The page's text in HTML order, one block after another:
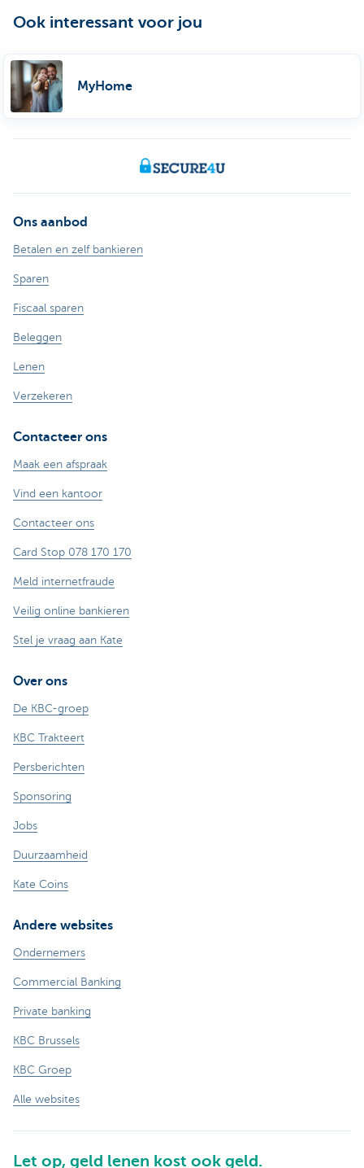
Ook interessant voor jou
MyHome
Ons aanbod
Betalen en zelf bankieren
Sparen
Fiscaal sparen
Beleggen
Lenen
Verzekeren
Contacteer ons
Maak een afspraak
Vind een kantoor
Contacteer ons
Card Stop 078 170 170
Meld internetfraude
Veilig online bankieren
Stel je vraag aan Kate
Over ons
De KBC-groep
KBC Trakteert
Persberichten
Sponsoring
Jobs
Duurzaamheid
Kate Coins
Andere websites
Ondernemers
Commercial Banking
Private banking
KBC Brussels
KBC Groep
Alle websites
Let op, geld lenen kost ook geld.